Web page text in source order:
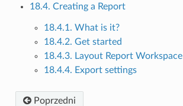
18.4. Creating a Report
18.4.1. What is it?
18.4.2. Get started
18.4.3. Layout Report Workspace
18.4.4. Export settings
Poprzedni